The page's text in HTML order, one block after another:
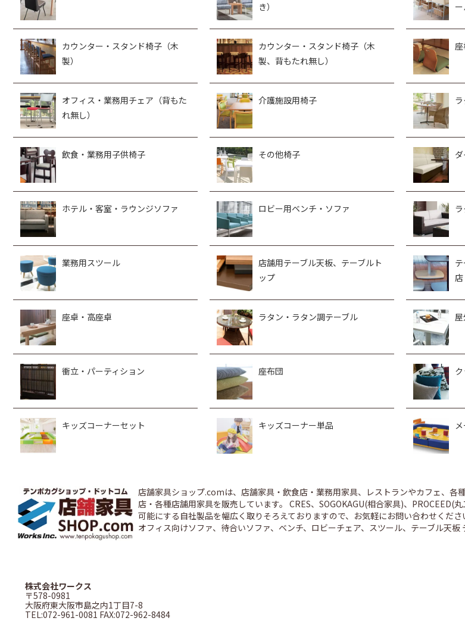
き）
ー
カウンター・スタンド椅子（木
製）
カウンター・スタンド椅子（木
製、背もたれ無し）
オフィス・業務用チェア（背もた
れ無し）
介護施設用椅子
飲食・業務用子供椅子 その他椅子
ホテル・客室・ラウンジソファ ロビー用ベンチ・ソファ
業務用スツール
店舗用テーブル天板、テーブルト
ップ
店
座卓・高座卓 ラタン・ラタン調テーブル
衝立・パーティション 座布団
キッズコーナーセット キッズコーナー単品
店舗家具ショップ.comは、店舗家具・飲食店・業務用家具、レストランやカフェ、
店・各種店舗用家具を販売しています。 CRES、SOGOKAGU(相合家具)、
可能にする自社製品を幅広く取りそろえておりますので、お気軽にお問い合わせくださ
オフィス向けソファ、待合いソファ、ベンチ、ロビーチェア、スツール、テーブル天
株式会社ワークス
〒578-0981
大阪府東大阪市島之内1丁目7-8
TEL:072-961-0081 FAX:072-962-8484